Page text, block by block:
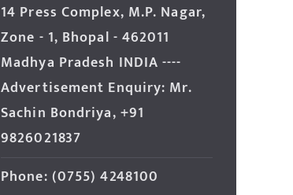
14 Press Complex, M.P. Nagar,
Zone - 1, Bhopal - 462011
Madhya Pradesh INDIA ----
Advertisement Enquiry: Mr.
Sachin Bondriya, +91
9826021837
Phone: (0755) 4248100